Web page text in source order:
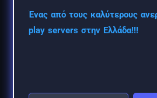
Ένας από τους καλύτερους
play servers στην Ελλάδα!!!